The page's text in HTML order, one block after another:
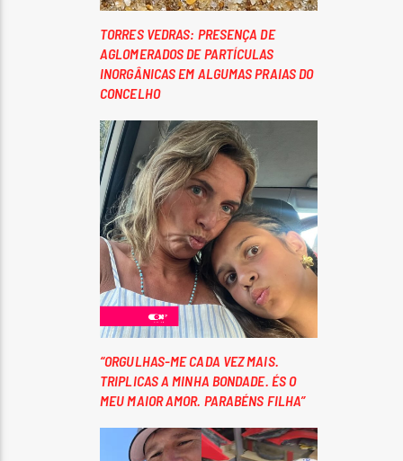
TORRES VEDRAS: PRESENÇA DE
AGLOMERADOS DE PARTÍCULAS
INORGÂNICAS EM ALGUMAS PRAIAS DO
CONCELHO
“ORGULHAS-ME CADA VEZ MAIS.
TRIPLICAS A MINHA BONDADE. ÉS O
MEU MAIOR AMOR. PARABÉNS FILHA”